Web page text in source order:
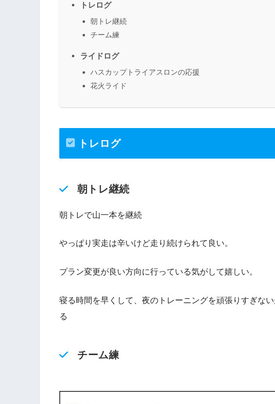
トレログ
朝トレ継続
チーム練
ライドログ
ハスカップトライアスロンの応援
花火ライド
トレログ
朝トレ継続
朝トレで山一本を継続
やっぱり実走は辛いけど走り続けられて良い。
プラン変更が良い方向に行っている気がして嬉しい。
寝る時間を早くして、夜のトレーニングを頑張りすぎな
る
チーム練